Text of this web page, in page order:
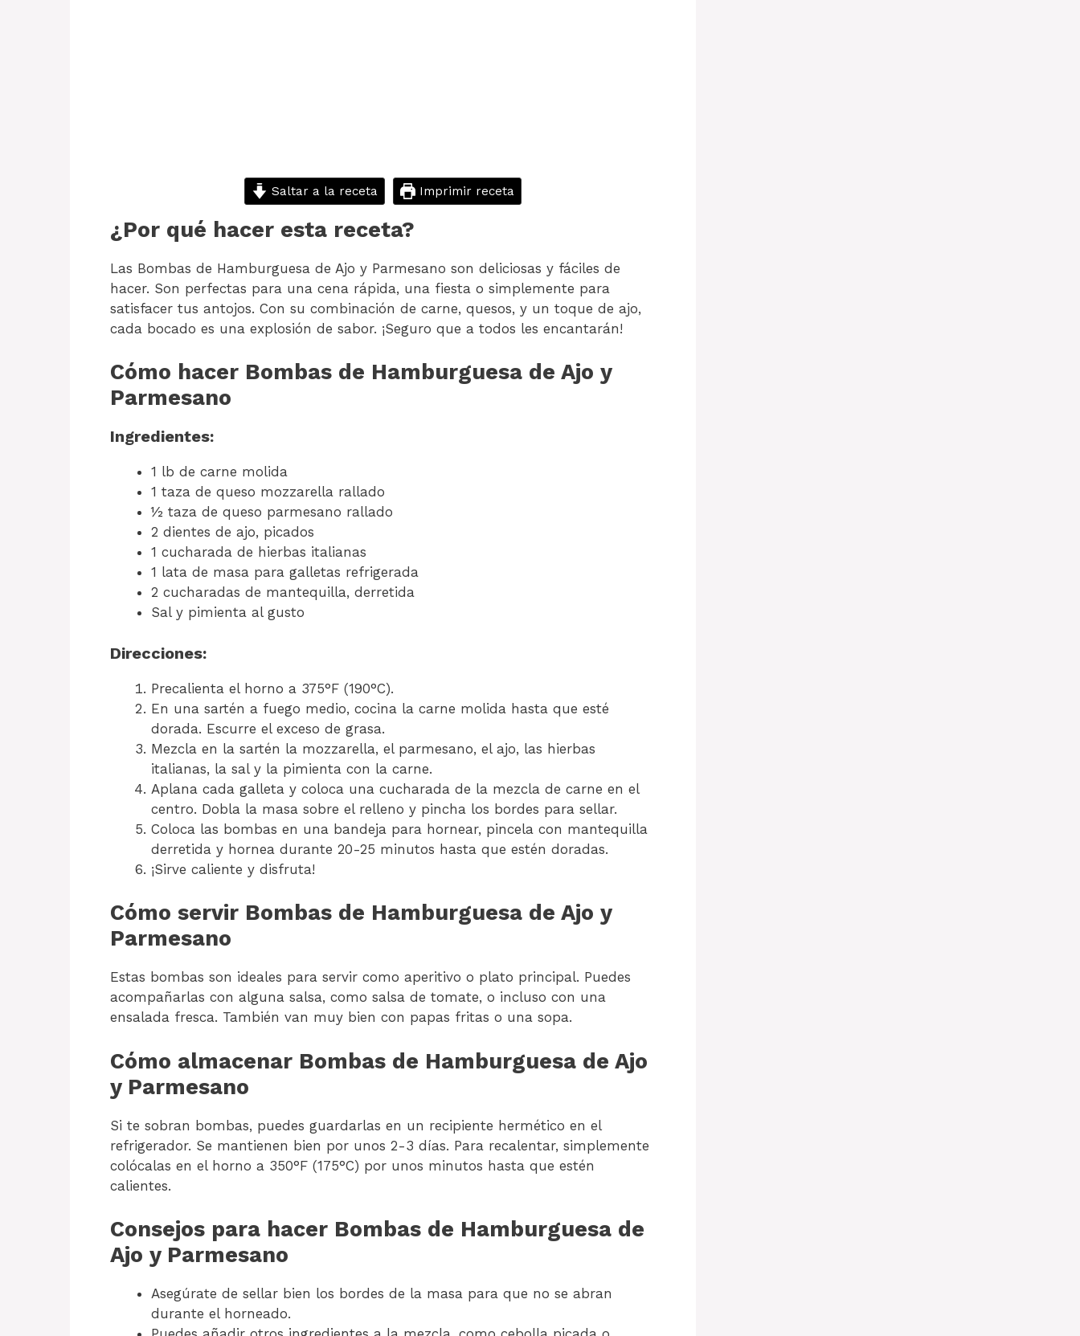
Saltar a la receta Imprimir receta
¿Por qué hacer esta receta?
Las Bombas de Hamburguesa de Ajo y Parmesano son deliciosas y fáciles de
hacer. Son perfectas para una cena rápida, una fiesta o simplemente para
satisfacer tus antojos. Con su combinación de carne, quesos, y un toque de ajo,
cada bocado es una explosión de sabor. ¡Seguro que a todos les encantarán!
Cómo hacer Bombas de Hamburguesa de Ajo y
Parmesano
Ingredientes:
1 lb de carne molida
1 taza de queso mozzarella rallado
½ taza de queso parmesano rallado
2 dientes de ajo, picados
1 cucharada de hierbas italianas
1 lata de masa para galletas refrigerada
2 cucharadas de mantequilla, derretida
Sal y pimienta al gusto
Direcciones:
Precalienta el horno a 375°F (190°C).
En una sartén a fuego medio, cocina la carne molida hasta que esté
dorada. Escurre el exceso de grasa.
Mezcla en la sartén la mozzarella, el parmesano, el ajo, las hierbas
italianas, la sal y la pimienta con la carne.
Aplana cada galleta y coloca una cucharada de la mezcla de carne en el
centro. Dobla la masa sobre el relleno y pincha los bordes para sellar.
Coloca las bombas en una bandeja para hornear, pincela con mantequilla
derretida y hornea durante 20-25 minutos hasta que estén doradas.
¡Sirve caliente y disfruta!
Cómo servir Bombas de Hamburguesa de Ajo y
Parmesano
Estas bombas son ideales para servir como aperitivo o plato principal. Puedes
acompañarlas con alguna salsa, como salsa de tomate, o incluso con una
ensalada fresca. También van muy bien con papas fritas o una sopa.
Cómo almacenar Bombas de Hamburguesa de Ajo
y Parmesano
Si te sobran bombas, puedes guardarlas en un recipiente hermético en el
refrigerador. Se mantienen bien por unos 2-3 días. Para recalentar, simplemente
colócalas en el horno a 350°F (175°C) por unos minutos hasta que estén
calientes.
Consejos para hacer Bombas de Hamburguesa de
Ajo y Parmesano
Asegúrate de sellar bien los bordes de la masa para que no se abran
durante el horneado.